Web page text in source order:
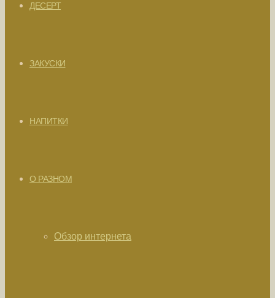
ДЕСЕРТ
ЗАКУСКИ
НАПИТКИ
О РАЗНОМ
Обзор интернета